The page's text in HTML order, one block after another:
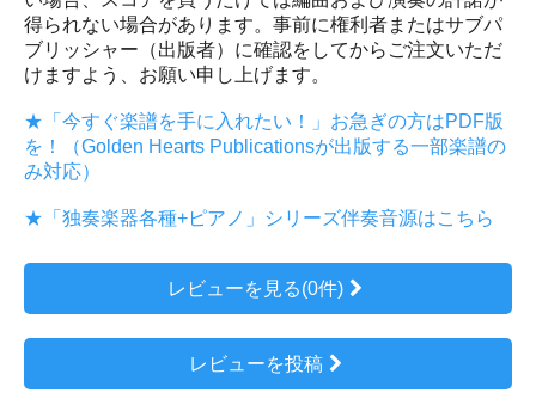
得られない場合があります。事前に権利者またはサブパ
ブリッシャー（出版者）に確認をしてからご注文いただ
けますよう、お願い申し上げます。
★「今すぐ楽譜を手に入れたい！」お急ぎの方はPDF版
を！（Golden Hearts Publicationsが出版する一部楽譜の
み対応）
★「独奏楽器各種+ピアノ」シリーズ伴奏音源はこちら
レビューを見る(0件)
レビューを投稿